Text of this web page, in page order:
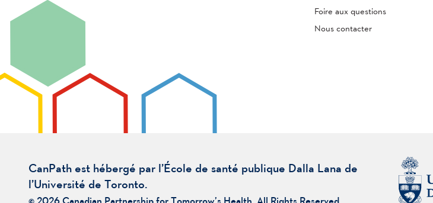
Foire aux questions
Nous contacter
CanPath est hébergé par l’École de santé publique Dalla Lana de
l’Université de Toronto.